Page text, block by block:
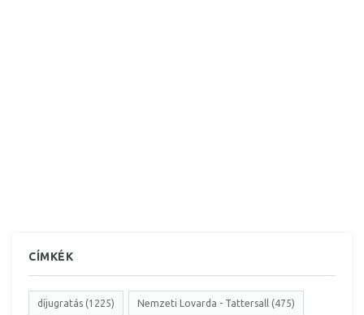
CÍMKÉK
díjugratás (1225) Nemzeti Lovarda - Tattersall (475)